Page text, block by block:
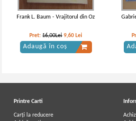
-40%
Frank L. Baum - Vrajitorul din Oz
Pret:16,00Lei 9,60 Lei
Adaugă în coș
Printre Carti
Carți la reducere